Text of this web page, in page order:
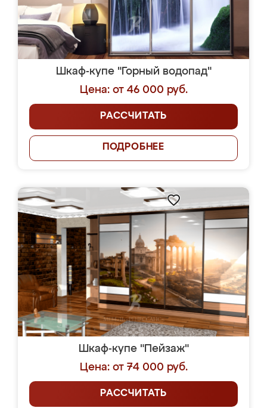
Шкаф-купе "Горный водопад"
Цена: от 46 000 руб.
РАССЧИТАТЬ
ПОДРОБНЕЕ
Шкаф-купе "Пейзаж"
Цена: от 74 000 руб.
РАССЧИТАТЬ